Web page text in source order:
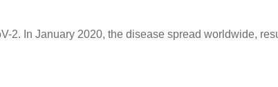
2. In January 2020, the disease spread worldwide,